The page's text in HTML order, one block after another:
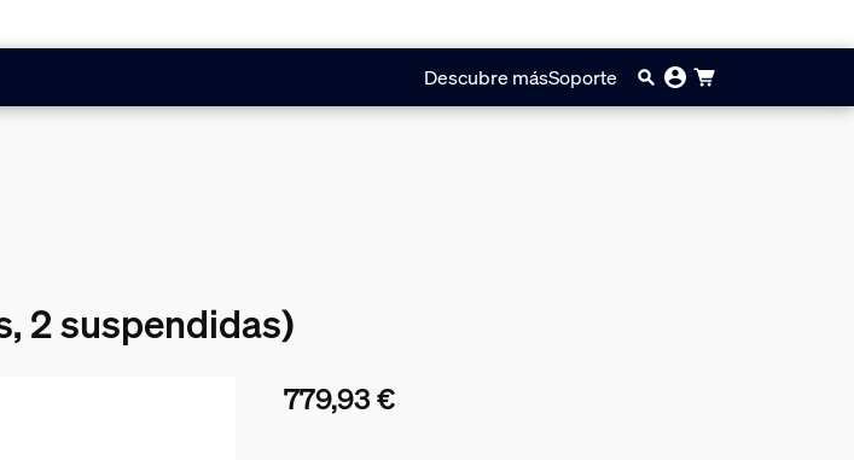
Descubre másSoporte
2 suspendidas)
779,93 €